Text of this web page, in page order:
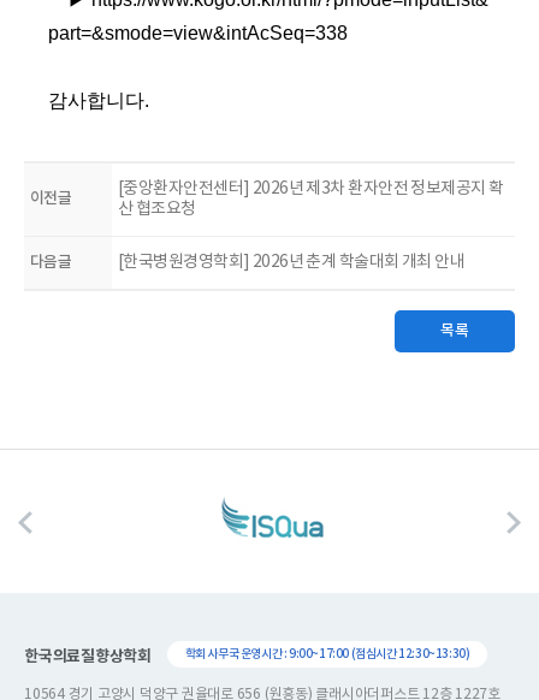
part=&smode=view&intAcSeq=338
감사합니다.
이전글
[중앙환자안전센터] 2026년 제3차 환자안전 정보제공지 확
산 협조요청
다음글 [한국병원경영학회] 2026년 춘계 학술대회 개최 안내
목록
한국의료질향상학회 학회 사무국 운영시간 : 9:00~17:00 (점심시간 12:30~13:30)
10564 경기 고양시 덕양구 권율대로 656 (원흥동) 클래시아더퍼스트 12층 1227호